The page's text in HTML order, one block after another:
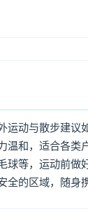
动与散步建议
温和，适合各
球等，运动前
的区域，随身